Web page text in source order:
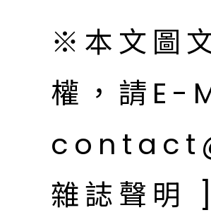
※本文圖
權，請E-
雜誌聲明